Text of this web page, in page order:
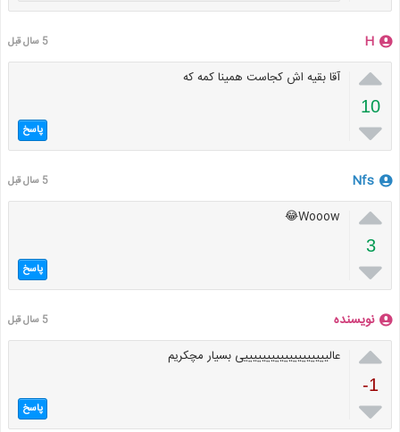
H 5 سال قبل

10

آقا بقیه اش کجاست همینا کمه که
پاسخ
Nfs 5 سال قبل

3

Wooow😂
پاسخ
نویسنده 5 سال قبل

-1

عالیییییییییییییییییییی بسیار مچکریم
پاسخ